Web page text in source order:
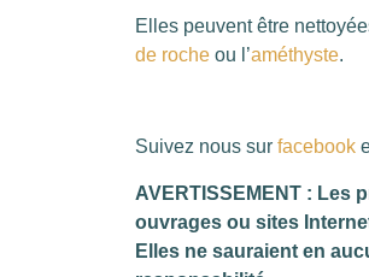
Elles peuvent être
de roche ou l’améthyste.
Suivez nous sur facebook
AVERTISSEMENT : Les
ouvrages ou sites
Elles ne sauraient en